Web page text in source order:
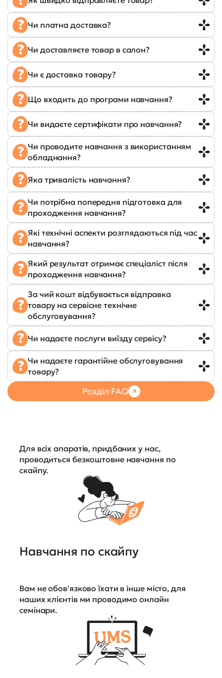
Чи платна доставка?
Чи доставляєте товар в салон?
Чи є доставка товару?
Що входить до програми навчання?
Чи видаєте сертифікати про навчання?
Чи проводите навчання з використанням
обладнання?
Яка тривалість навчання?
Чи потрібна попередня підготовка для
проходження навчання?
Які технічні аспекти розглядаються під час
навчання?
Який результат отримає спеціаліст після
проходження навчання?
За чий кошт відбувається відправка
товару на сервісне технічне
обслуговування?
Чи надаєте послуги виїзду сервісу?
Чи надаєте гарантійне обслуговування
товару?
Розділ FAQ
Для всіх апаратів, придбаних у нас,
проводиться безкоштовне навчання по
скайпу.
Навчання по скайпу
Вам не обов'язково їхати в інше місто, для
наших клієнтів ми проводимо онлайн
семінари.